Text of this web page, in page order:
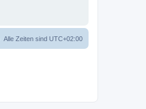
Alle Zeiten sind UTC+02:00